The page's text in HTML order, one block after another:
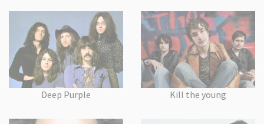
Deep Purple Kill the young